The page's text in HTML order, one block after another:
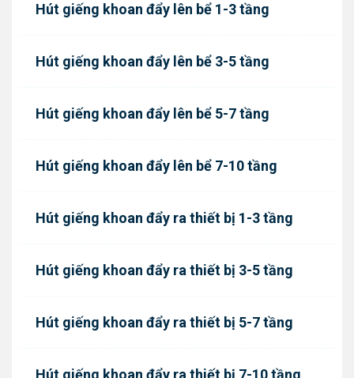
Hút giếng khoan đẩy lên bể 1-3 tầng
Hút giếng khoan đẩy lên bể 3-5 tầng
Hút giếng khoan đẩy lên bể 5-7 tầng
Hút giếng khoan đẩy lên bể 7-10 tầng
Hút giếng khoan đẩy ra thiết bị 1-3 tầng
Hút giếng khoan đẩy ra thiết bị 3-5 tầng
Hút giếng khoan đẩy ra thiết bị 5-7 tầng
Hút giếng khoan đẩy ra thiết bị 7-10 tầng